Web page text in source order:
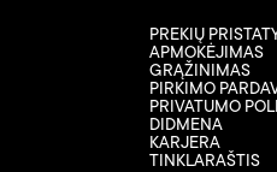
PREKIŲ
APMOKĖJIMAS
GRĄŽINIMAS
PIRKIMO
PRIVATUMO
DIDMENA
KARJERA
TINKLARAŠTIS